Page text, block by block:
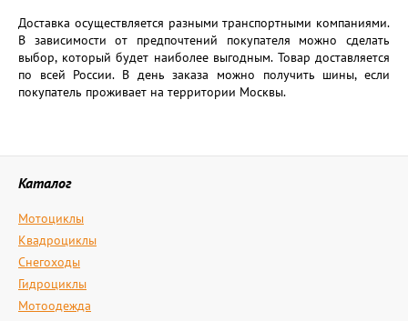
Доставка осуществляется разными транспортными компаниями.
В зависимости от предпочтений покупателя можно сделать
выбор, который будет наиболее выгодным. Товар доставляется
по всей России. В день заказа можно получить шины, если
покупатель проживает на территории Москвы.
Каталог
Мотоциклы
Квадроциклы
Снегоходы
Гидроциклы
Мотоодежда